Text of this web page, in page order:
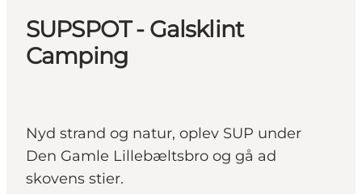
SUPSPOT - Galsklint
Camping
Nyd strand og natur, oplev SUP under
Den Gamle Lillebæltsbro og gå ad
skovens stier.